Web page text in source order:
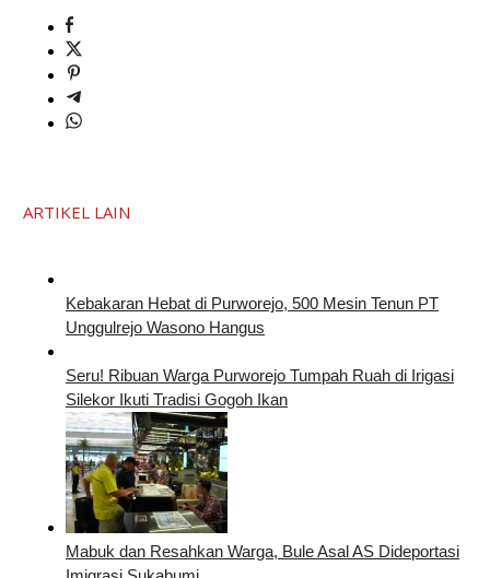
ARTIKEL LAIN
Kebakaran Hebat di Purworejo, 500 Mesin Tenun PT
Unggulrejo Wasono Hangus
Seru! Ribuan Warga Purworejo Tumpah Ruah di Irigasi
Silekor Ikuti Tradisi Gogoh Ikan
Mabuk dan Resahkan Warga, Bule Asal AS Dideportasi